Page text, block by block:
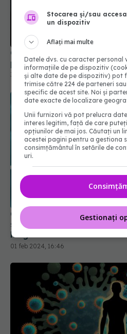
COVID-19, în creștere.
puțin 300% a cazurilor noi
COVID, efecte
silențioase cu efecte
lung
Stocarea și/sau
un dispozitiv
Aflați mai multe
Datele dvs. cu caracter personal
informațiile de pe dispozitiv
și alte date de pe dispozitiv) pot
trimise către 224 de parteneri
specific de acest site. Noi și
date exacte de localizare
Unii furnizori vă pot prelucra
interes legitim, față de care
opțiunilor de mai jos. Căutați un
acestei pagini pentru a gestiona
consimțământul în setările de
uri.
Gestionați